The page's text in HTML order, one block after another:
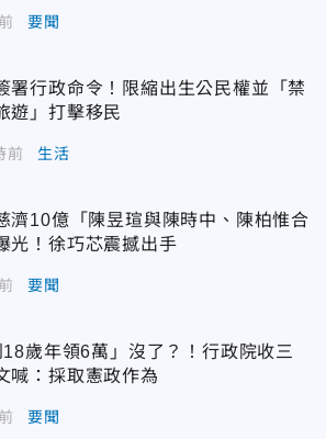
要聞
署行政命令！限縮出生公民權並「禁
遊」打擊移民
前 生活
濟10億「陳昱瑄與陳時中、陳柏惟合
光！徐巧芯震撼出手
要聞
18歲年領6萬」沒了？！行政院收三
喊：採取憲政作為
要聞